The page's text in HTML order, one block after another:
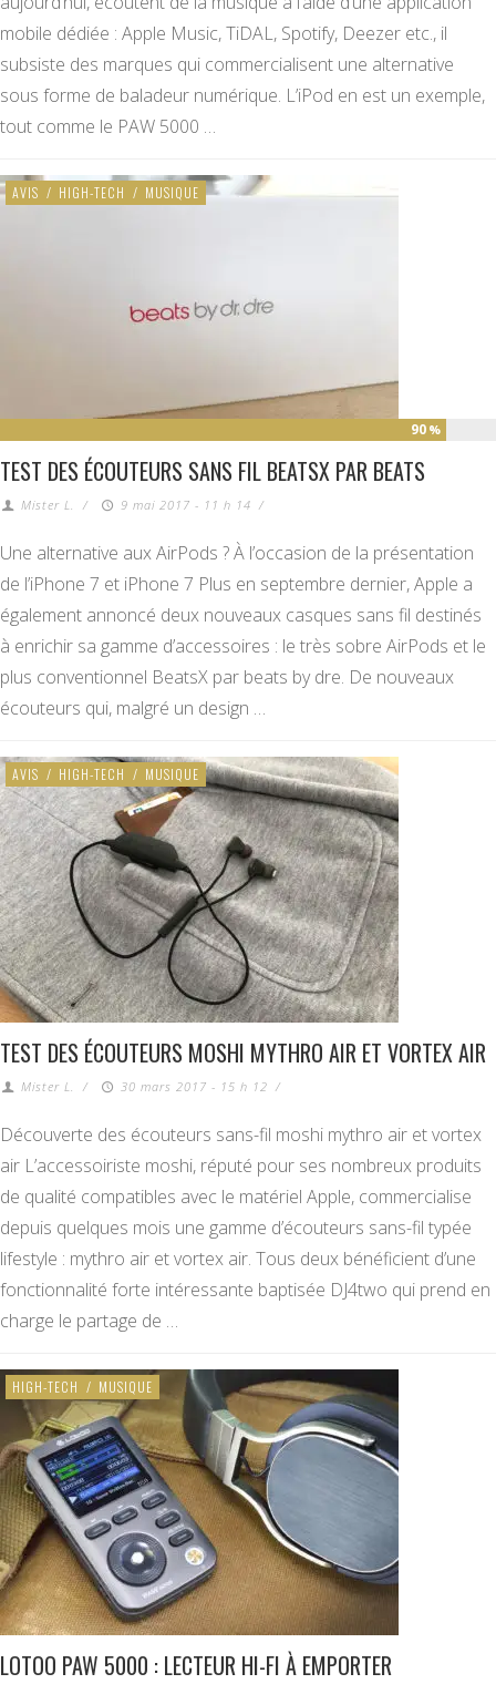
mobile dédiée : Apple Music, TiDAL, Spotify, Deezer etc., il
subsiste des marques qui commercialisent une alternative
sous forme de baladeur numérique. L’iPod en est un exemple,
tout comme le PAW 5000 …
90 %
AVIS / HIGH-TECH / MUSIQUE
TEST DES ÉCOUTEURS SANS FIL BEATSX PAR BEATS
Mister L. / 9 mai 2017 - 11 h 14 /
Une alternative aux AirPods ? À l’occasion de la présentation
de l’iPhone 7 et iPhone 7 Plus en septembre dernier, Apple a
également annoncé deux nouveaux casques sans fil destinés
à enrichir sa gamme d’accessoires : le très sobre AirPods et le
plus conventionnel BeatsX par beats by dre. De nouveaux
écouteurs qui, malgré un design …
AVIS / HIGH-TECH / MUSIQUE
TEST DES ÉCOUTEURS MOSHI MYTHRO AIR ET VORTEX AIR
Mister L. / 30 mars 2017 - 15 h 12 /
Découverte des écouteurs sans-fil moshi mythro air et vortex
air L’accessoiriste moshi, réputé pour ses nombreux produits
de qualité compatibles avec le matériel Apple, commercialise
depuis quelques mois une gamme d’écouteurs sans-fil typée
lifestyle : mythro air et vortex air. Tous deux bénéficient d’une
fonctionnalité forte intéressante baptisée DJ4two qui prend en
charge le partage de …
HIGH-TECH / MUSIQUE
LOTOO PAW 5000 : LECTEUR HI-FI À EMPORTER